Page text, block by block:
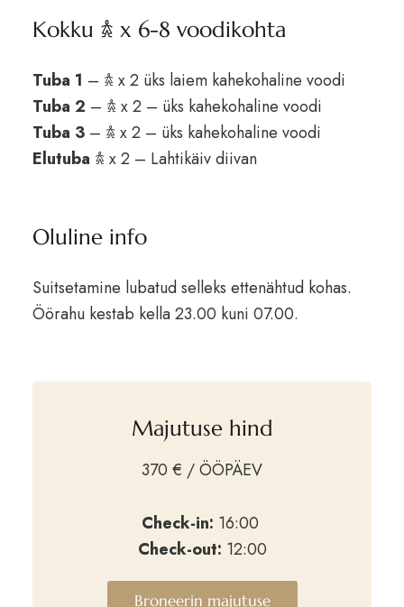
Kokku 𖠋 x 6-8 voodikohta
Tuba 1 – 𖠋 x 2 üks laiem kahekohaline voodi
Tuba 2 – 𖠋 x 2 – üks kahekohaline voodi
Tuba 3– 𖠋 x 2 – üks kahekohaline voodi
Elutuba 𖠋 x 2 – Lahtikäiv diivan
Oluline info
Suitsetamine lubatud selleks ettenähtud kohas.
Öörahu kestab kella 23.00 kuni 07.00.
Majutuse hind
370 € / ÖÖPÄEV
Check-in: 16:00
Check-out: 12:00
Broneerin majutuse